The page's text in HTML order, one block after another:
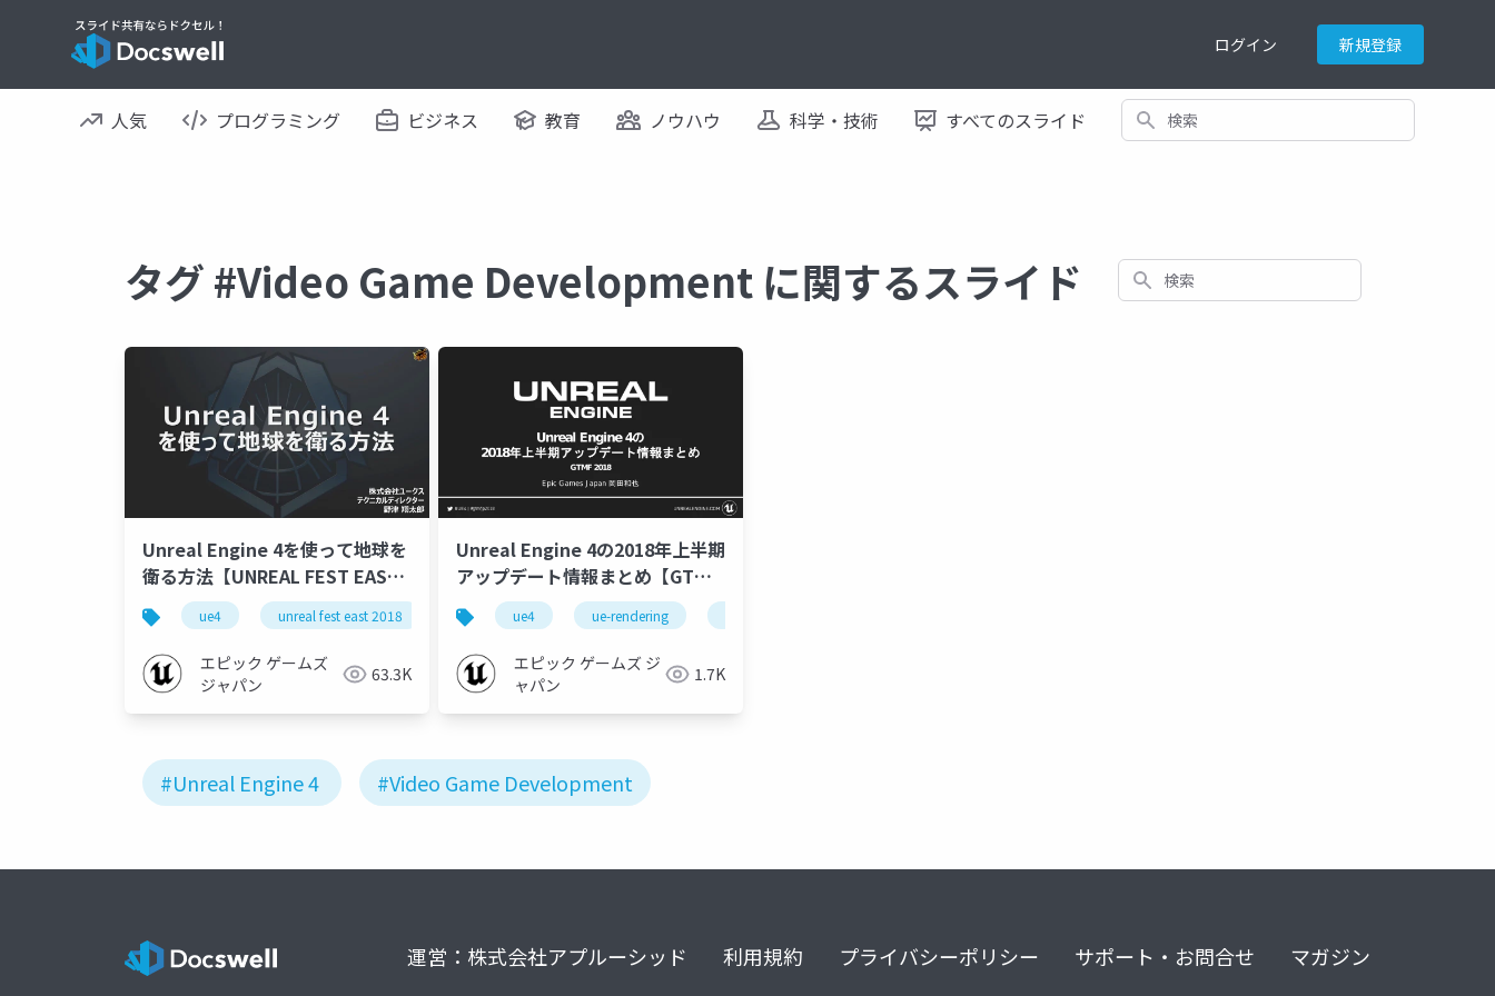
ログイン 新規登録
人気 プログラミング ビジネス 教育 ノウハウ 科学・技術 すべてのスライド 検索
タグ #Video Game Development に関するスライド 検索
Unreal Engine 4を使って地球を
衛る方法【UNREAL FEST EAST
2018】ue4 unreal fest east 2018 unreal fest ue-bp ue-optimize
エピック ゲームズ
ジャパン
63.3K
Unreal Engine 4の2018年上半期
アップデート情報まとめ【GTMF
2018】ue4 ue-rendering
エピック ゲームズ ジ
ャパン
1.7K
#Unreal Engine 4 #Video Game Development
運営：株式会社アプルーシッド 利用規約 プライバシーポリシー サポート・お問合せ マガジン